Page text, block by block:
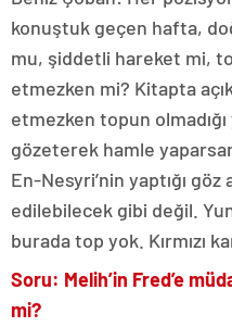
konuştuk geçen hafta,
mu, şiddetli hareket mi,
etmezken mi? Kitapta
etmezken topun
gözeterek hamle
En-Nesyri’nin yaptığı
edilebilecek gibi değil.
burada top yok. Kırmızı
Soru: Melih’in Fred’e
mi?